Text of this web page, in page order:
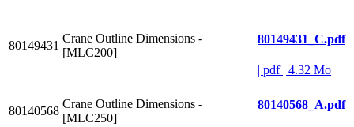
80149431
Crane Outline Dimensions -
[MLC200]
80149431_C.pdf
| pdf | 4.32 Mo
80140568
Crane Outline Dimensions -
[MLC250]
80140568_A.pdf